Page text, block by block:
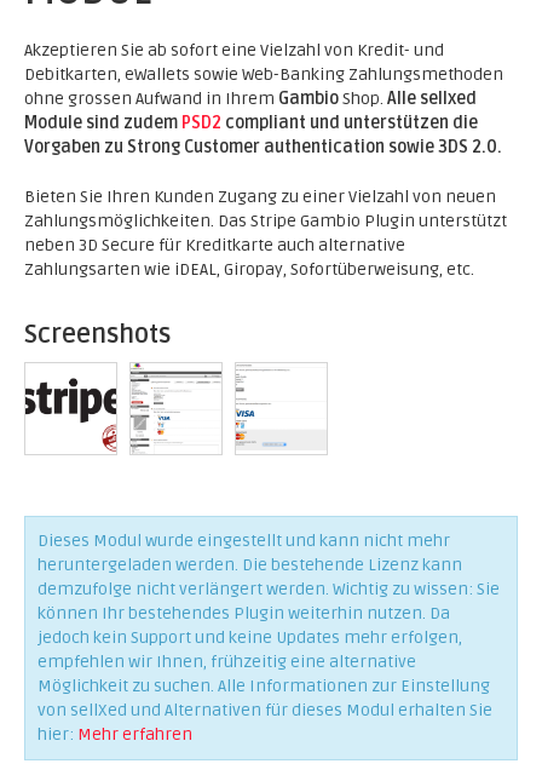
Akzeptieren Sie ab sofort eine Vielzahl von Kredit- und
Debitkarten, eWallets sowie Web-Banking Zahlungsmethoden
ohne grossen Aufwand in Ihrem GambioShop. Alle sellxed
Module sind zudem PSD2 compliant und unterstützen die
Vorgaben zu Strong Customer authentication sowie 3DS 2.0.
Bieten Sie Ihren Kunden Zugang zu einer Vielzahl von neuen
Zahlungsmöglichkeiten. Das Stripe Gambio Plugin unterstützt
neben 3D Secure für Kreditkarte auch alternative
Zahlungsarten wie iDEAL, Giropay, Sofortüberweisung, etc.
Screenshots
Dieses Modul wurde eingestellt und kann nicht mehr
heruntergeladen werden. Die bestehende Lizenz kann
demzufolge nicht verlängert werden. Wichtig zu wissen: Sie
können Ihr bestehendes Plugin weiterhin nutzen. Da
jedoch kein Support und keine Updates mehr erfolgen,
empfehlen wir Ihnen, frühzeitig eine alternative
Möglichkeit zu suchen. Alle Informationen zur Einstellung
von sellXed und Alternativen für dieses Modul erhalten Sie
hier: Mehr erfahren